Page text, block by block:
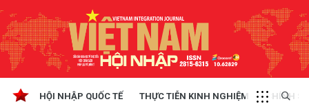
HỘI NHẬP QUỐC TẾ THỰC TIỄN KINH NGHIỆM CHÍNH